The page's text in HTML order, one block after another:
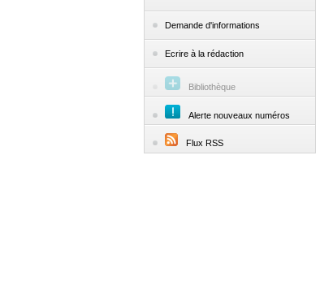
Demande d'informations
Ecrire à la rédaction
Bibliothèque
Alerte nouveaux numéros
Flux RSS